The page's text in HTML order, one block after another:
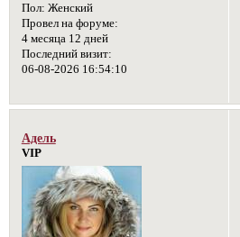
Пол: Женский
Провел на форуме:
4 месяца 12 дней
Последний визит:
06-08-2026 16:54:10
Адель
VIP